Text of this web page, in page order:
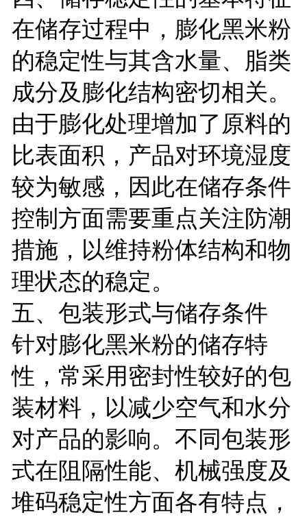
在储存过程中，膨化黑米粉
的稳定性与其含水量、脂类
成分及膨化结构密切相关。
由于膨化处理增加了原料的
比表面积，产品对环境湿度
较为敏感，因此在储存条件
控制方面需要重点关注防潮
措施，以维持粉体结构和物
理状态的稳定。
五、包装形式与储存条件
针对膨化黑米粉的储存特
性，常采用密封性较好的包
装材料，以减少空气和水分
对产品的影响。不同包装形
式在阻隔性能、机械强度及
堆码稳定性方面各有特点，